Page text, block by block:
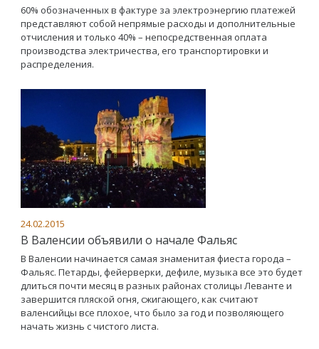
60% обозначенных в фактуре за электроэнергию платежей
представляют собой непрямые расходы и дополнительные
отчисления и только 40% – непосредственная оплата
производства электричества, его транспортировки и
распределения.
24.02.2015
В Валенсии объявили о начале Фальяс
В Валенсии начинается самая знаменитая фиеста города –
Фальяс. Петарды, фейерверки, дефиле, музыка все это будет
длиться почти месяц в разных районах столицы Леванте и
завершится пляской огня, сжигающего, как считают
валенсийцы все плохое, что было за год и позволяющего
начать жизнь с чистого листа.